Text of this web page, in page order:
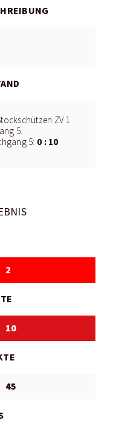
ZV 1
5.
5: 0 : 10
2
10
45